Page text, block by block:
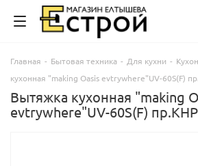
Главная - Бытовая техника - Для кухни -
кухонная "making Oasis evtrywhere"UV-60S(F)
Вытяжка кухонная "making
evtrywhere"UV-60S(F) пр.КНР